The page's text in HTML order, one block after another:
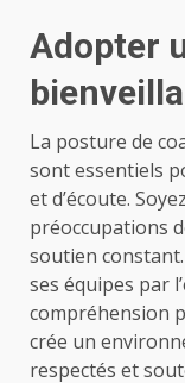
Adopter
La posture de
sont essentiels
et d’écoute.
préoccupations
soutien
ses équipes par
compréhension
crée un
respectés et